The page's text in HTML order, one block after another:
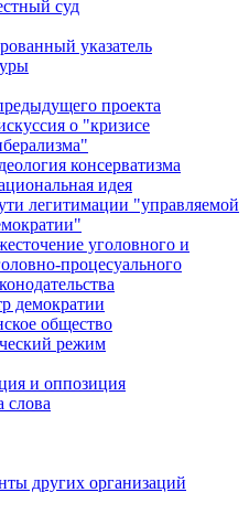
суд
указатель
проекта
о "кризисе
консерватизма
идея
легитимации "управляемой
уголовного и
процесуального
демократии
общество
режим
и оппозиция
слова
других организаций